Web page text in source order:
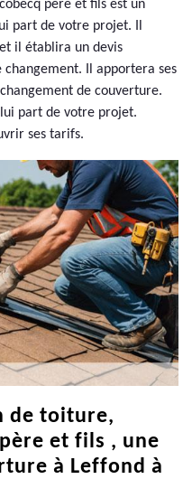
père et fils est un
part de votre projet. Il
il établira un devis
changement. Il apportera ses
de couverture.
lui part de votre projet.
ses tarifs.
de toiture,
et fils , une
à Leffond à